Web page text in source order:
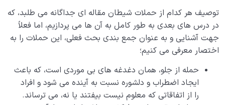
توصیف هر کدام از حملات شیطان مقاله ای جداگانه می طلبد، که
در درس های بعدی به طور کامل به آن ها می پردازیم، اما فعلاً
جهت آشنایی و به عنوان جمع بندی بحث فعلی، این حملات را به
اختصار معرفی می کنیم؛
حمله از جلو، همان دغدغه های بی موردی است، که باعث
ایجاد اضطراب و دلشوره نسبت به آینده می شود و افراد
را از اتفاقاتی که معلوم نیست بیفتند یا نه، می ترساند.